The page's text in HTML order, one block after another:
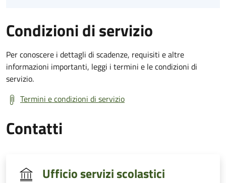
Condizioni di servizio
Per conoscere i dettagli di scadenze, requisiti e altre
informazioni importanti, leggi i termini e le condizioni di
servizio.
Termini e condizioni di servizio
Contatti
Ufficio servizi scolastici